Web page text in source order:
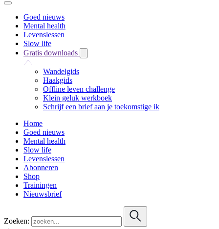
Goed nieuws
Mental health
Levenslessen
Slow life
Gratis downloads
Wandelgids
Haakgids
Offline leven challenge
Klein geluk werkboek
Schrijf een brief aan je toekomstige ik
Home
Goed nieuws
Mental health
Slow life
Levenslessen
Abonneren
Shop
Trainingen
Nieuwsbrief
Zoeken: